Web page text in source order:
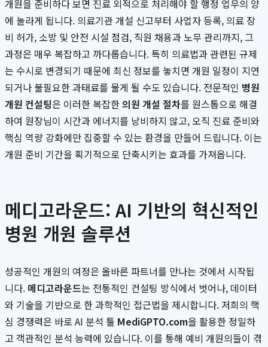
개원을 준비하다 보면 진료 외적으로 처리해야 할 행정 업무의 양
에 놀라게 됩니다. 의료기관 개설 신고부터 사업자 등록, 의료 장
비 허가, 소방 및 안전 시설 점검, 직원 채용과 노무 관리까지, 그
과정은 매우 복잡하고 까다롭습니다. 특히 의료법과 관련된 규제
는 수시로 변경되기 때문에 최신 정보를 놓치면 개원 일정이 지연
되거나 불필요한 과태료를 물게 될 수도 있습니다. 전문적인 병원
개원 컨설팅은 이러한 복잡한의원 개설 절차를 원스톱으로 해결
하여 원장님이 시간과 에너지를 낭비하지 않고, 오직 진료 준비와
핵심 역량 강화에만 집중할 수 있는 환경을 만들어 드립니다. 이는
개원 준비 기간을 획기적으로 단축시키는 효과를 가져옵니다.
메디고라운드: AI 기반의 혁신적인
병원 개원 솔루션
성공적인 개원의 여정은 올바른 파트너를 만나는 것에서 시작됩
니다. 메디고라운드는 전통적인 컨설팅 방식에서 벗어나, 데이터
와 기술을 기반으로 한 과학적인 접근법을 제시합니다. 저희의 핵
심 경쟁력은 바로 AI 분석 툴 MediGPTO.com을 활용한 정밀하
고 객관적인 분석 능력에 있습니다. 이를 통해 예비 개원의들이 겪